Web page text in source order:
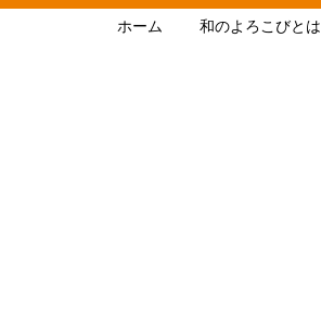
ホーム 和のよろこびとは